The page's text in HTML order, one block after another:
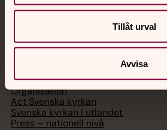
Tillåt urval
Avvisa
Svenska kyrkan
Hitta församling
Ge en gåva
Organisation
Act Svenska kyrkan
Svenska kyrkan i utlandet
Press – nationell nivå